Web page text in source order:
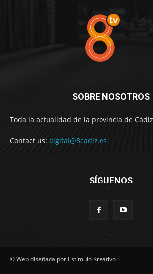
SOBRE NOSOTROS
Toda la actualidad de la provincia de Cádiz
Contact us: digital@8cadiz.es
SÍGUENOS
© Web diseñada por Estímulo Kreativo